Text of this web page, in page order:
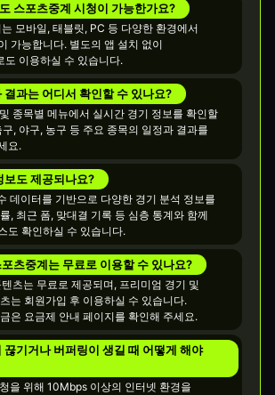
스포츠중계 시청이 가능한가요?
모바일, 태블릿, PC 등 다양한 환경에서
가능합니다. 별도의 앱 설치 없이
도 이용하실 수 있습니다.
결과는 어디서 확인할 수 있나요?
종목별 메뉴에서 실시간 경기 정보를 확인할
, 야구, 농구 등 주요 종목의 일정과 결과를
요.
보도 제공되나요?
데이터를 기반으로 다양한 경기 분석 정보를
, 최근 폼, 맞대결 기록 등 심층 통계와 함께
도 확인하실 수 있습니다.
츠중계는 무료로 이용할 수 있나요?
츠는 무료로 제공되며, 프리미엄 경기 및
는 회원가입 후 이용하실 수 있습니다.
은 요금제 안내 페이지를 확인해 주세요.
끊기거나 버퍼링이 생길 때 어떻게 해야
을 위해 10Mbps 이상의 인터넷 환경을